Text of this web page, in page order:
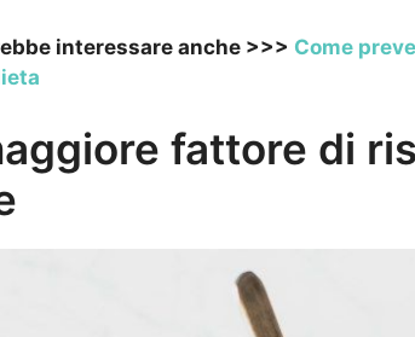
interessare anche >>> Come
fattore di